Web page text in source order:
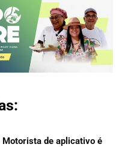
Motorista de aplicativo é